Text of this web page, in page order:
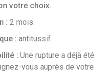
votre choix.
: 2 mois.
: antitussif.
: Une rupture a déjà été
vous auprès de votre